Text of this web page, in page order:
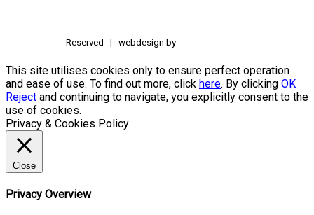
Reserved | webdesign by
This site utilises cookies only to ensure perfect operation
and ease of use. To find out more, click here. By clicking OK
Reject and continuing to navigate, you explicitly consent to the
use of cookies.
Privacy & Cookies Policy
Close
Privacy Overview